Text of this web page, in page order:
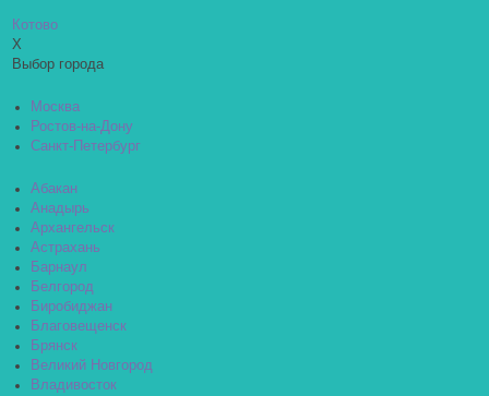
Котово
X
Выбор города
Москва
Ростов-на-Дону
Санкт-Петербург
Абакан
Анадырь
Архангельск
Астрахань
Барнаул
Белгород
Биробиджан
Благовещенск
Брянск
Великий Новгород
Владивосток